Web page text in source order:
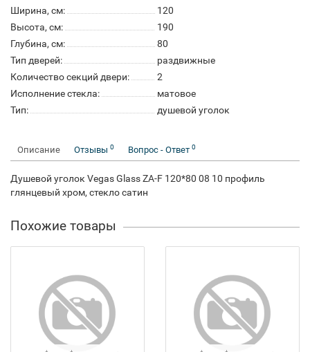
Ширина, см:
120
Высота, см:
190
Глубина, см:
80
Тип дверей:
раздвижные
Количество секций двери:
2
Исполнение стекла:
матовое
Тип:
душевой уголок
Описание Отзывы 0 Вопрос - Ответ 0
Душевой уголок Vegas Glass ZA-F 120*80 08 10 профиль
глянцевый хром, стекло сатин
Похожие товары